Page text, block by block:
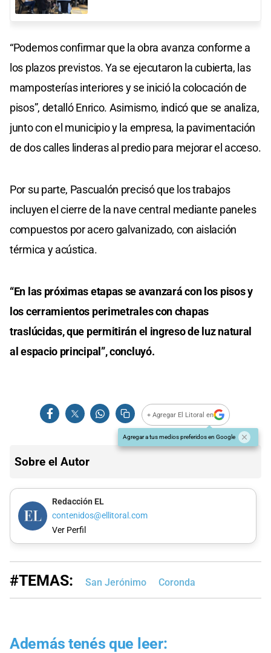
“Podemos confirmar que la obra avanza conforme a
los plazos previstos. Ya se ejecutaron la cubierta, las
mamposterías interiores y se inició la colocación de
pisos”, detalló Enrico. Asimismo, indicó que se analiza,
junto con el municipio y la empresa, la pavimentación
de dos calles linderas al predio para mejorar el acceso.
Por su parte, Pascualón precisó que los trabajos
incluyen el cierre de la nave central mediante paneles
compuestos por acero galvanizado, con aislación
térmica y acústica.
“En las próximas etapas se avanzará con los pisos y
los cerramientos perimetrales con chapas
traslúcidas, que permitirán el ingreso de luz natural
al espacio principal”, concluyó.
+ Agregar El Litoral en
Agregar a tus medios preferidos en Google
Sobre el Autor
Redacción EL
contenidos@ellitoral.com
Ver Perfil
#TEMAS: San Jerónimo Coronda
Además tenés que leer: